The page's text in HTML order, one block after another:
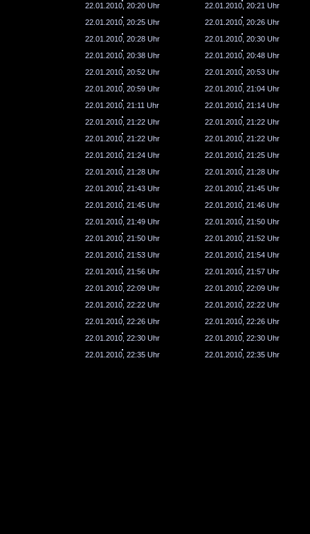
22.01.2010, 20:20 Uhr
22.01.2010, 20:21 Uhr
22.01.2010, 20:25 Uhr
22.01.2010, 20:26 Uhr
22.01.2010, 20:28 Uhr
22.01.2010, 20:30 Uhr
22.01.2010, 20:38 Uhr
22.01.2010, 20:48 Uhr
22.01.2010, 20:52 Uhr
22.01.2010, 20:53 Uhr
22.01.2010, 20:59 Uhr
22.01.2010, 21:04 Uhr
22.01.2010, 21:11 Uhr
22.01.2010, 21:14 Uhr
22.01.2010, 21:22 Uhr
22.01.2010, 21:22 Uhr
22.01.2010, 21:22 Uhr
22.01.2010, 21:22 Uhr
22.01.2010, 21:24 Uhr
22.01.2010, 21:25 Uhr
22.01.2010, 21:28 Uhr
22.01.2010, 21:28 Uhr
22.01.2010, 21:43 Uhr
22.01.2010, 21:45 Uhr
22.01.2010, 21:45 Uhr
22.01.2010, 21:46 Uhr
22.01.2010, 21:49 Uhr
22.01.2010, 21:50 Uhr
22.01.2010, 21:50 Uhr
22.01.2010, 21:52 Uhr
22.01.2010, 21:53 Uhr
22.01.2010, 21:54 Uhr
22.01.2010, 21:56 Uhr
22.01.2010, 21:57 Uhr
22.01.2010, 22:09 Uhr
22.01.2010, 22:09 Uhr
22.01.2010, 22:22 Uhr
22.01.2010, 22:22 Uhr
22.01.2010, 22:26 Uhr
22.01.2010, 22:26 Uhr
22.01.2010, 22:30 Uhr
22.01.2010, 22:30 Uhr
22.01.2010, 22:35 Uhr
22.01.2010, 22:35 Uhr